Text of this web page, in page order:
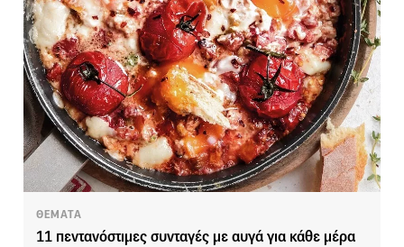
ΘΕΜΑΤΑ
11 πεντανόστιμες συνταγές με αυγά για κάθε μέρα